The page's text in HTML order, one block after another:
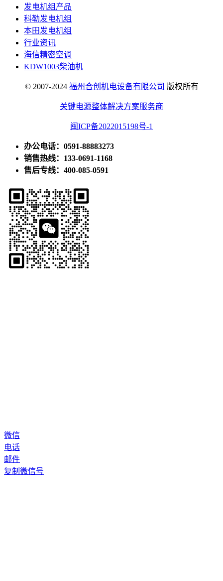
发电机组产品
科勒发电机组
本田发电机组
行业资讯
海信精密空调
KDW1003柴油机
© 2007-2024 福州合创机电设备有限公司 版权所有
关键电源整体解决方案服务商
闽ICP备2022015198号-1
办公电话：0591-88883273
销售热线：133-0691-1168
售后专线：400-085-0591
微信
电话
邮件
复制微信号